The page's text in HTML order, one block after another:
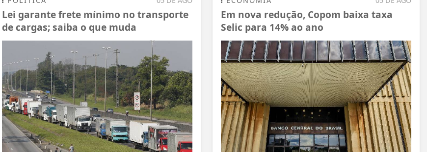
Lei garante frete mínimo no transporte
de cargas; saiba o que muda
Em nova redução, Copom baixa taxa
Selic para 14% ao ano